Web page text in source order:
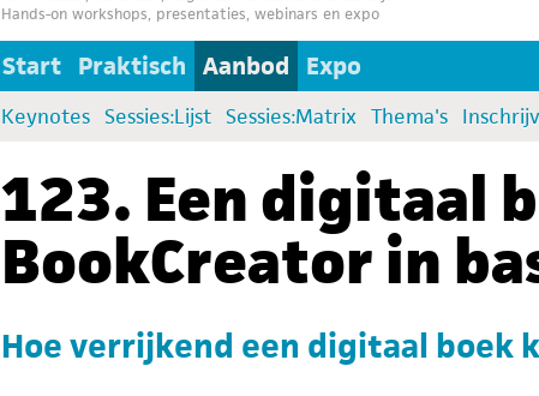
Hands-on workshops, presentaties, webinars en expo
Start Praktisch Aanbod Expo
Keynotes Sessies:Lijst Sessies:Matrix Thema's
123. Een digitaal
BookCreator in
Hoe verrijkend een digitaal boek